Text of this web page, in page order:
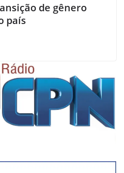
de gênero
país